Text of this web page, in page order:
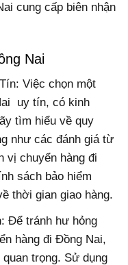
cung cấp biên nhận
Nai
Việc chọn một
uy tín, có kinh
tìm hiểu về quy
như các đánh giá từ
vị chuyển hàng đi
sách bảo hiểm
thời gian giao hàng.
Để tránh hư hỏng
hàng đi Đồng Nai,
trọng. Sử dụng